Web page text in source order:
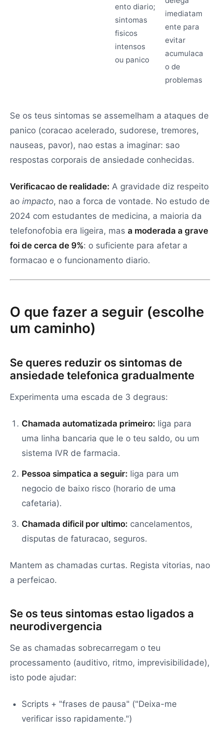
ento diario;
sintomas
fisicos
intensos
ou panico
imediatam
ente para
evitar
acumulaca
o de
problemas
Se os teus sintomas se assemelham a ataques de
panico (coracao acelerado, sudorese, tremores,
nauseas, pavor), nao estas a imaginar: sao
respostas corporais de ansiedade conhecidas.
Verificacao de realidade: A gravidade diz respeito
ao impacto, nao a forca de vontade. No estudo de
2024 com estudantes de medicina, a maioria da
telefonofobia era ligeira, mas a moderada a grave
foi de cerca de 9%: o suficiente para afetar a
formacao e o funcionamento diario.
O que fazer a seguir (escolhe
um caminho)
Se queres reduzir os sintomas de
ansiedade telefonica gradualmente
Experimenta uma escada de 3 degraus:
Chamada automatizada primeiro: liga para
uma linha bancaria que le o teu saldo, ou um
sistema IVR de farmacia.
Pessoa simpatica a seguir: liga para um
negocio de baixo risco (horario de uma
cafetaria).
Chamada dificil por ultimo: cancelamentos,
disputas de faturacao, seguros.
Mantem as chamadas curtas. Regista vitorias, nao
a perfeicao.
Se os teus sintomas estao ligados a
neurodivergencia
Se as chamadas sobrecarregam o teu
processamento (auditivo, ritmo, imprevisibilidade),
isto pode ajudar:
Scripts + "frases de pausa" ("Deixa-me
verificar isso rapidamente.")